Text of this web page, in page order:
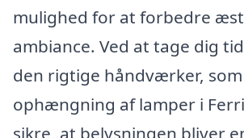
mulighed for at forbedre
ambiance. Ved at tage dig
den rigtige håndværker,
ophængning af lamper i
sikre, at belysningen bliver